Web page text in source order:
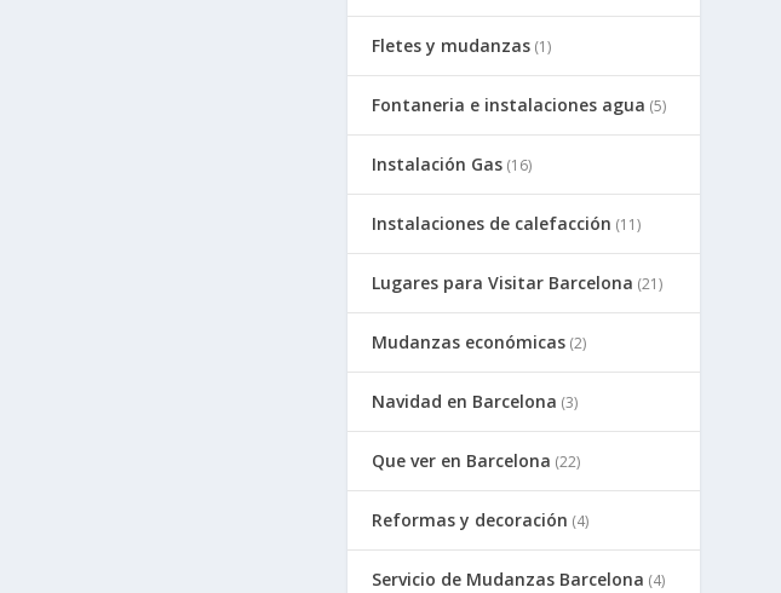
Fletes y mudanzas (1)
Fontaneria e instalaciones agua (5)
Instalación Gas (16)
Instalaciones de calefacción (11)
Lugares para Visitar Barcelona (21)
Mudanzas económicas (2)
Navidad en Barcelona (3)
Que ver en Barcelona (22)
Reformas y decoración (4)
Servicio de Mudanzas Barcelona (4)